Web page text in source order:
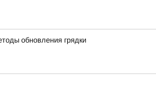
обновления грядки